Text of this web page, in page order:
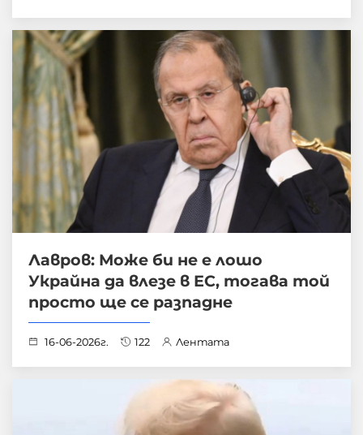
Лавров: Може би не е лошо
Украйна да влезе в ЕС, тогава той
просто ще се разпадне
16-06-2026г. 122 Лентата